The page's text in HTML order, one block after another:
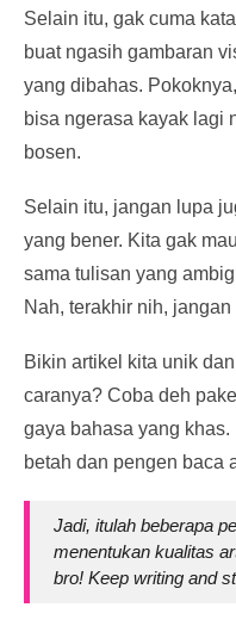
Selain itu, gak cuma
buat ngasih gambaran
yang dibahas.
bisa ngerasa kayak lagi
bosen.
Selain itu, jangan lupa
yang bener. Kita gak
sama tulisan yang
Nah, terakhir nih,
Bikin artikel kita unik
caranya? Coba deh
gaya bahasa yang
betah dan pengen baca
Jadi, itulah beberapa
menentukan kualitas
bro! Keep writing and